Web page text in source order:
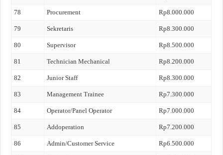
78 Procurement Rp8.000.000
79 Sekretaris Rp8.300.000
80 Supervisor Rp8.500.000
81 Technician Mechanical Rp8.200.000
82 Junior Staff Rp8.300.000
83 Management Trainee Rp7.300.000
84 Operator/Panel Operator Rp7.000.000
85 Addoperation Rp7.200.000
86 Admin/Customer Service Rp6.500.000